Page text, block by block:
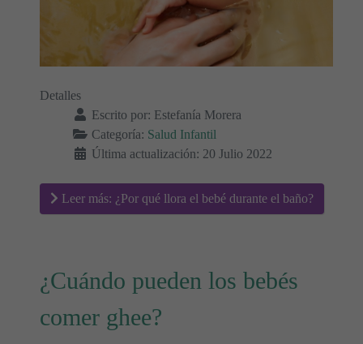
Detalles
Escrito por: Estefanía Morera
Categoría: Salud Infantil
Última actualización: 20 Julio 2022
Leer más: ¿Por qué llora el bebé durante el baño?
¿Cuándo pueden los bebés
comer ghee?